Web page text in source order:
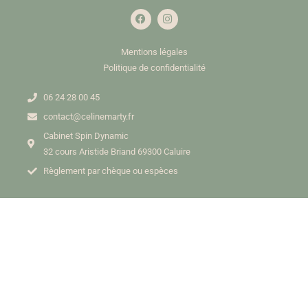
Mentions légales
Politique de confidentialité
06 24 28 00 45
contact@celinemarty.fr
Cabinet Spin Dynamic
32 cours Aristide Briand 69300 Caluire
Règlement par chèque ou espèces